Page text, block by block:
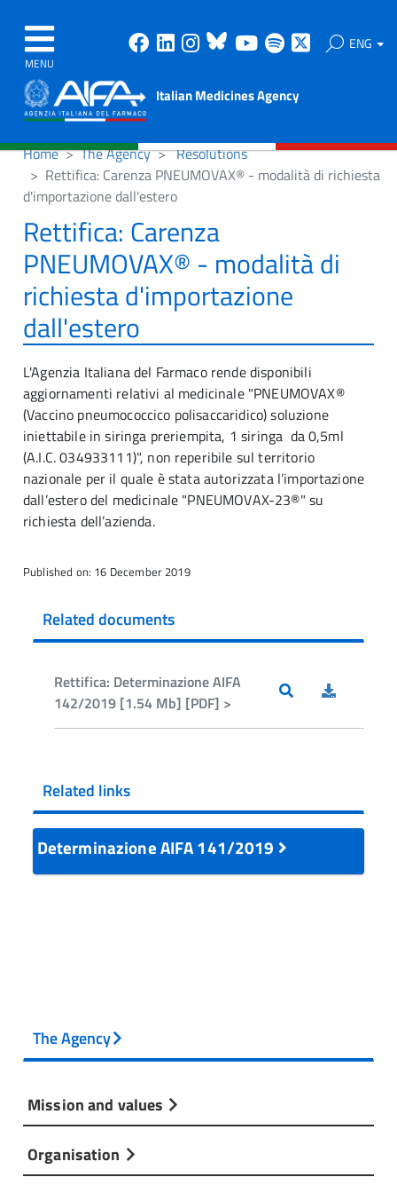
MENU
Facebook
Linkedin
Instagram
Bluesky
Youtube
Spotify ENG
Italian Medicines Agency
Home The Agency
Resolutions
Rettifica: Carenza PNEUMOVAX® - modalità di richiesta
d'importazione dall'estero
Rettifica: Carenza
PNEUMOVAX® - modalità di
richiesta d'importazione
dall'estero
L'Agenzia Italiana del Farmaco rende disponibili
aggiornamenti relativi al medicinale "PNEUMOVAX®
(Vaccino pneumococcico polisaccaridico) soluzione
iniettabile in siringa preriempita, 1 siringa da 0,5ml
(A.I.C. 034933111)", non reperibile sul territorio
nazionale per il quale è stata autorizzata l’importazione
dall’estero del medicinale "PNEUMOVAX-23®" su
richiesta dell’azienda.
Published on: 16 December 2019
Related documents
Rettifica: Determinazione AIFA
142/2019 [1.54 Mb] [PDF] >
Related links
Determinazione AIFA 141/2019
The Agency
Mission and values
Organisation